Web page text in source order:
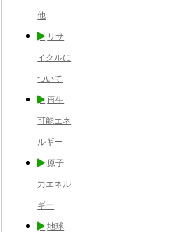
他
リサ
イクルに
ついて
再生
可能エネ
ルギー
原子
力エネル
ギー
地球